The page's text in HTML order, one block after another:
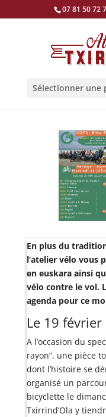
07 81 50 72
Sélectionner une
En plus du
l’atelier vélo vous
en euskara ainsi
vélo contre le vol.
agenda pour ce
Le 19
A l’occasion du
rayon”, une pièce
dont l’histoire se
organisé un
bicyclette le
Txirrind’Ola y